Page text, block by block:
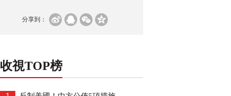
分享到：
收視TOP榜